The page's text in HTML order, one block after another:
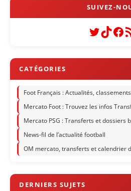
Twitter
Foot Français : Actualités,
Mercato Foot : Trouvez les infos
Mercato PSG : Transferts et dossiers
News-fil de l’actualité football
OM mercato, transferts et calendrier